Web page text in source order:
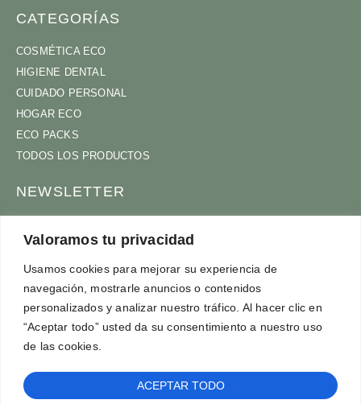
Valoramos tu privacidad
Usamos cookies para mejorar su experiencia de
navegación, mostrarle anuncios o contenidos
personalizados y analizar nuestro tráfico. Al hacer clic en
“Aceptar todo” usted da su consentimiento a nuestro uso
de las cookies.
ACEPTAR TODO
CATEGORÍAS
COSMÉTICA ECO
HIGIENE DENTAL
CUIDADO PERSONAL
HOGAR ECO
ECO PACKS
TODOS LOS PRODUCTOS
NEWSLETTER
ACEPTOTÉRMINOS Y CONDICIONES
SUSCRÍBETE